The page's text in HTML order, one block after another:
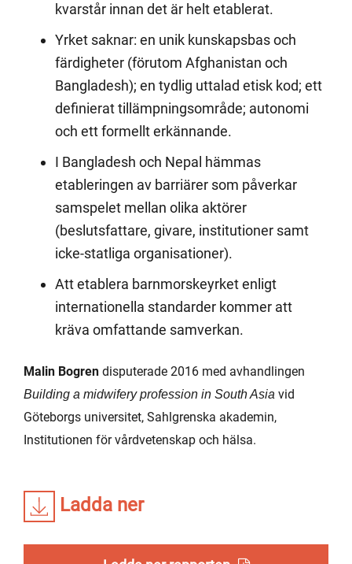
Ladda ner
kvarstår innan det är helt etablerat.
Yrket saknar: en unik kunskapsbas och
färdigheter (förutom Afghanistan och
Bangladesh); en tydlig uttalad etisk kod; ett
definierat tillämpningsområde; autonomi
och ett formellt erkännande.
I Bangladesh och Nepal hämmas
etableringen av barriärer som påverkar
samspelet mellan olika aktörer
(beslutsfattare, givare, institutioner samt
icke-statliga organisationer).
Att etablera barnmorskeyrket enligt
internationella standarder kommer att
kräva omfattande samverkan.
Malin Bogren disputerade 2016 med avhandlingen
Building a midwifery profession in South Asia vid
Göteborgs universitet, Sahlgrenska akademin,
Institutionen för vårdvetenskap och hälsa.